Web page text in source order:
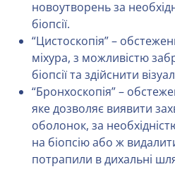
новоутворень за
біопсії.
“Цистоскопія” –
міхура, з можливістю
біопсії та здійснити
“Бронхоскопія” –
яке дозволяє виявити
оболонок, за
на біопсію або ж
потрапили в дихальні